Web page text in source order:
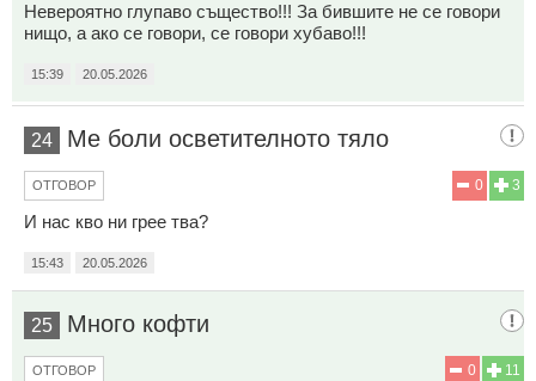
Невероятно глупаво същество!!! За бившите не се говори
нищо, а ако се говори, се говори хубаво!!!
15:39 20.05.2026
24 Ме боли осветителното тяло
3
0
ОТГОВОР
И нас кво ни грее тва?
15:43 20.05.2026
25 Много кофти
11
0
ОТГОВОР